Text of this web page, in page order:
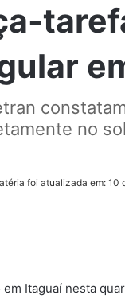
no
foi atualizada em: 10
Itaguaí nesta